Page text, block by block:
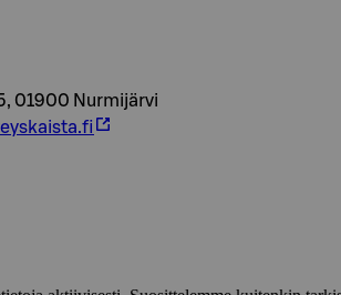
01900 Nurmijärvi